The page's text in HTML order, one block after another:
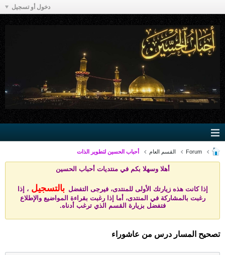
دخول أو تسجيل
Forum القسم العام أحباب الحسين لتطوير الذات
أهلا وسهلا بكم في منتديات أحباب الحسين
إذا كانت هذه زيارتك الأولى للمنتدى، فيرجى التفضل بالتسجيل ، إذا
رغبت بالمشاركة في المنتدى، أما إذا رغبت بقراءة المواضيع والإطلاع
فتفضل بزيارة القسم الذي ترغب أدناه.
تصحيح المسار درس من عاشوراء